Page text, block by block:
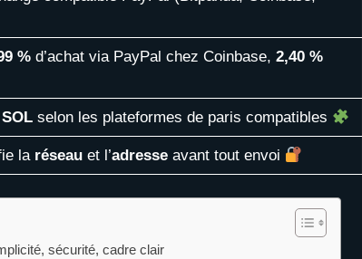
%d’achat via PayPal chez Coinbase, 2,40 %
SOLselon les plateformes de paris compatibles
la réseauet l’adresseavant tout envoi
sécurité, cadre clair